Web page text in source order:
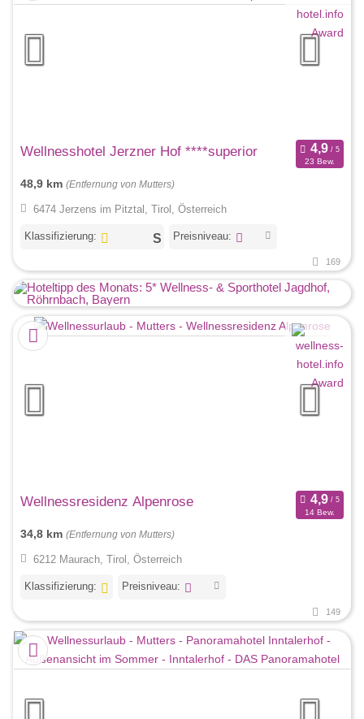
Wellnesshotel Jerzner Hof ****superior
23 Bew.
48,9 km (Entfernung von Mutters)
6474 Jerzens im Pitztal, Tirol, Österreich
Klassifizierung: Preisniveau:
169
Wellnessresidenz Alpenrose
14 Bew.
34,8 km (Entfernung von Mutters)
6212 Maurach, Tirol, Österreich
Klassifizierung: Preisniveau:
149